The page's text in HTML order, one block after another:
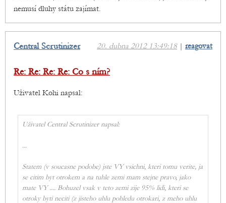
nemusí dluhy státu zajímat.
20. dubna 2012 13:49:18| reagovat
Central Scrutinizer
Re: Re: Re: Re: Co s ním?
Uživatel Kohi napsal:
Uživatel Central Scrutinizer napsal:
...
Statem (v soucasne podobe) jste VY vsichni, kteri tomu verite, ja
se citim byt otrokem a na tuhle zemi mam stejne pravo, jako
mate VY .... Bohuzel vsak v teto zemi zije 95% lidi, kteri se
otroky byti neciti (z jisteho uhlu pohledu otrokari, z meho uhlu